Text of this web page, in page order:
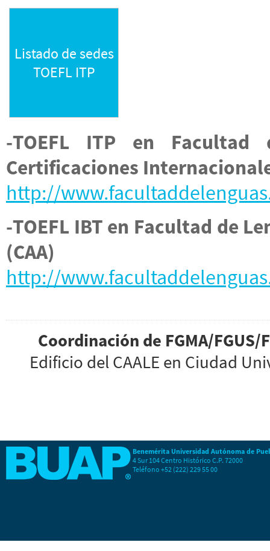
Listado de sedes
TOEFL ITP
-TOEFL ITP en
Certificaciones
http://
-TOEFL IBT en Facultad de
(CAA)
http://
Coordinación de FGMA/FGUS/
Edificio del CAALE en Ciudad
Benemérita Universidad Autónoma de
4 Sur 104 Centro Histórico C.P. 72000
Teléfono +52 (222) 229 55 00